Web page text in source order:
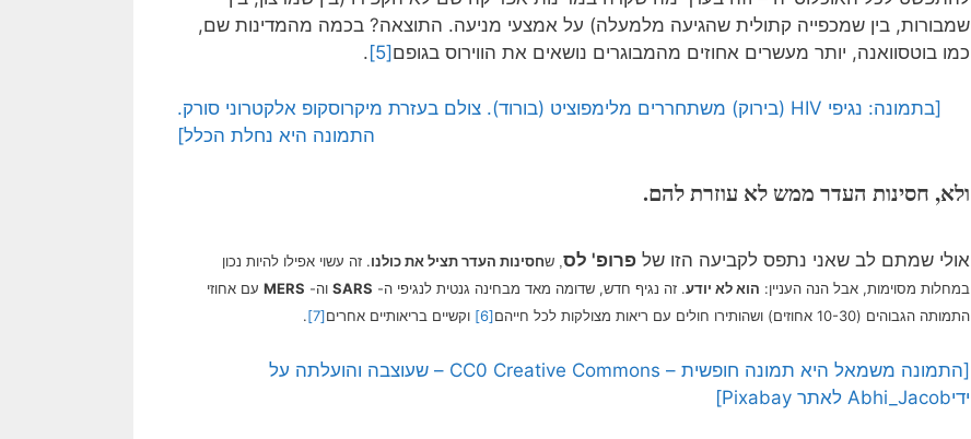
שמבורות, בין שמכפייה קתולית שהגיעה מלמעלה) על אמצעי מניעה. התוצאה? בכמה מהמדינות שם,
כמו בוטסוואנה, יותר מעשרים אחוזים מהמבוגרים נושאים את הווירוס בגופם [5]
.
[בתמונה: נגיפי HIV (בירוק) משתחררים מלימפוציט (בורוד). צולם בעזרת מיקרוסקופ אלקטרוני סורק.
התמונה היא נחלת הכלל]
ולא, חסינות העדר ממש לא עוזרת להם.
אולי שמתם לב שאני נתפס לקביעה הזו של פרופ' לס, שחסינות העדר תציל את כולנו. זה עשוי אפילו להיות נכון
במחלות מסוימות, אבל הנה העניין: הוא לא יודע. זה נגיף חדש, שדומה מאד מבחינה גנטית לנגיפי ה- SARS וה- MERS עם אחוזי
התמותה הגבוהים (10-30 אחוזים) ושהותירו חולים עם ריאות מצולקות לכל חייהם
[6] וקשיים בריאותיים אחרים[7]
.
[התמונה משמאל היא תמונה חופשית – CC0 Creative Commons – שעוצבה והועלתה על
ידיAbhi_Jacob לאתר Pixabay]